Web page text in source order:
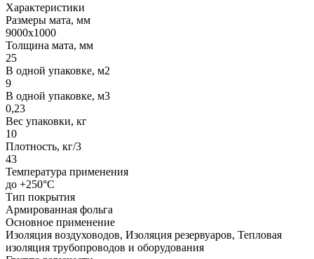
Характеристики
Размеры мата, мм
9000х1000
Толщина мата, мм
25
В одной упаковке, м2
9
В одной упаковке, м3
0,23
Вес упаковки, кг
10
Плотность, кг/3
43
Температура применения
до +250°С
Тип покрытия
Армированная фольга
Основное применение
Изоляция воздуховодов, Изоляция резервуаров, Тепловая
изоляция трубопроводов и оборудования